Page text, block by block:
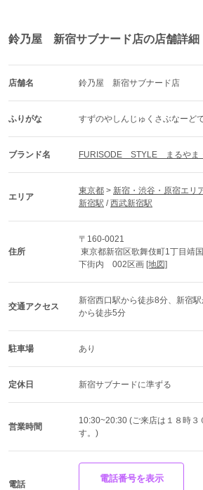
鈴乃屋 新宿サブナード店の店舗詳細
店舗名 鈴乃屋　新宿サブナード店
ふりがな すずのやしんじゅくさぶなーど
ブランド名 FURISODE　STYLE　まるやま
エリア
東京都 > 新宿・渋谷・原宿エリ
新宿駅 / 西武新宿駅
住所
〒160-0021
下街内　002区画 [地図]
交通アクセス
新宿西口駅から徒歩8分、新宿
から徒歩5分
駐車場 あり
定休日 新宿サブナードに準ずる
営業時間
10:30~20:30 (ご来店は１８時３
す。)
電話
電話番号を表示